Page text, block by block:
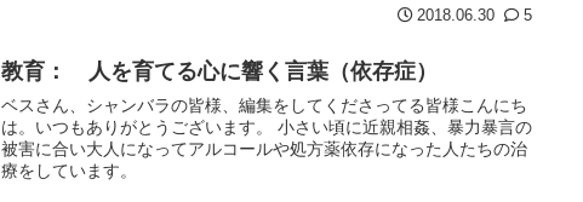
2018.06.30 5
教育： 人を育てる心に響く言葉（依存症）
ベスさん、シャンバラの皆様、編集をしてくださってる皆様こんにち
は。いつもありがとうございます。 小さい頃に近親相姦、暴力暴言の
被害に合い大人になってアルコールや処方薬依存になった人たちの治
療をしています。